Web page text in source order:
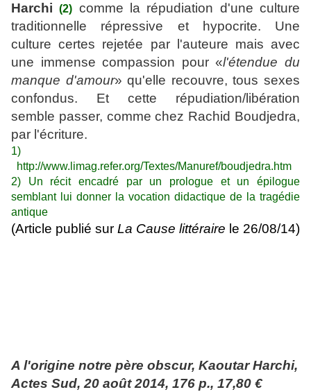
Harchi(2) comme la répudiation d'une culture
traditionnelle répressive et hypocrite. Une
culture certes rejetée par l'auteure mais avec
une immense compassion pour «l'étendue du
manque d'amour» qu'elle recouvre, tous sexes
confondus. Et cette répudiation/libération
semble passer, comme chez Rachid Boudjedra,
par l'écriture.
1)
http://www.limag.refer.org/Textes/Manuref/boudjedra.htm
2) Un récit encadré par un prologue et un épilogue
semblant lui donner la vocation didactique de la tragédie
antique
(Article publié sur La Cause littéraire le 26/08/14)
A l'origine notre père obscur, Kaoutar Harchi,
Actes Sud, 20 août 2014, 176 p., 17,80 €